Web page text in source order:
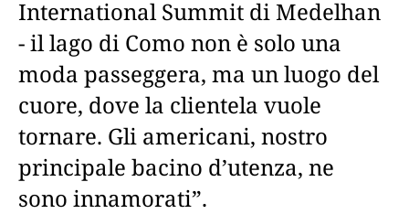
International Summit di Medelhan
- il lago di Como non è solo una
moda passeggera, ma un luogo del
cuore, dove la clientela vuole
tornare. Gli americani, nostro
principale bacino d’utenza, ne
sono innamorati”.